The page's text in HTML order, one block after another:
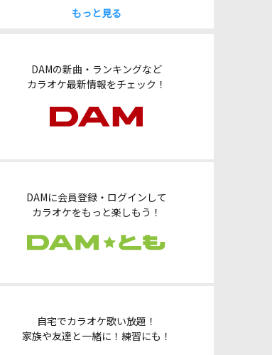
もっと見る
DAMの新曲・ランキングなど
カラオケ最新情報をチェック！
DAMに会員登録・ログインして
カラオケをもっと楽しもう！
自宅でカラオケ歌い放題！
家族や友達と一緒に！練習にも！